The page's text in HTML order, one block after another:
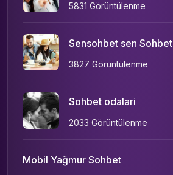
5831 Görüntülenme
Sensohbet sen Sohbet
3827 Görüntülenme
Sohbet odalari
2033 Görüntülenme
Mobil Yağmur Sohbet